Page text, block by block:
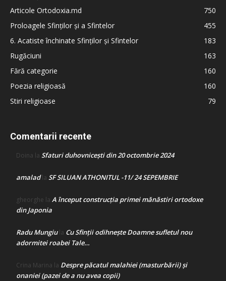
Articole Ortodoxia.md
750
Proloagele Sfinților și a Sfintelor
455
6. Acatiste închinate Sfinților și Sfintelor
183
Rugăciuni
163
Fără categorie
160
Poezia religioasă
160
Stiri religioase
79
Comentarii recente
Doina la Sfaturi duhovnicești din 20 octombrie 2024
amaladla SF SILUAN ATHONITUL -11/ 24 SEPEMBRIE
gheorghe la A început construcţia primei mănăstiri ortodoxe
din Japonia
Radu Mungiula Cu Sfinții odihnește Doamne sufletul nou
adormitei roabei Tale…
Crina Marina la Despre păcatul malahiei (masturbării) şi
onaniei (pazei de a nu avea copii)